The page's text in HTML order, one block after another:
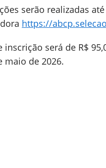
serão realizadas
https://
inscrição será de R$
maio de 2026.